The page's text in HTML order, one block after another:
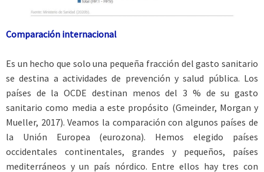
Comparación internacional
Es un hecho que solo una pequeña fracción del gasto sanitario
se destina a actividades de prevención y salud pública. Los
países de la OCDE destinan menos del 3 % de su gasto
sanitario como media a este propósito (Gmeinder, Morgan y
Mueller, 2017). Veamos la comparación con algunos países de
la Unión Europea (eurozona). Hemos elegido países
occidentales continentales, grandes y pequeños, países
mediterráneos y un país nórdico. Entre ellos hay tres con